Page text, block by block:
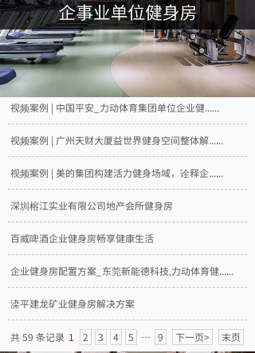
视频案例 | 中国平安_力动体育集团单位企业健......
视频案例 | 广州天财大厦益世界健身空间整体解......
视频案例 | 美的集团构建活力健身场域，诠释企......
深圳榕江实业有限公司地产会所健身房
百威啤酒企业健身房畅享健康生活
企业健身房配置方案_东莞新能德科技,力动体育健......
滦平建龙矿业健身房解决方案
共 59 条记录 1 2 3 4 5 … 9 下一页> 末页